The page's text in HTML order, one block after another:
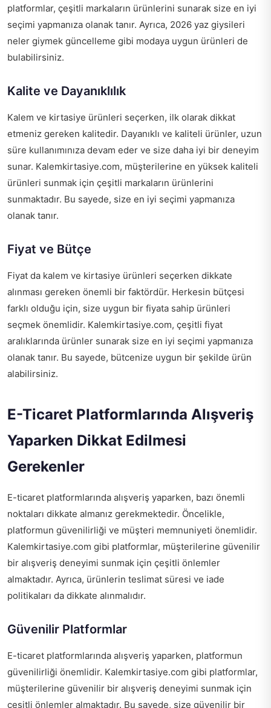
platformlar, çeşitli markaların ürünlerini sunarak size en iyi
seçimi yapmanıza olanak tanır. Ayrıca, 2026 yaz giysileri
neler giymek güncelleme gibi modaya uygun ürünleri de
bulabilirsiniz.
Kalite ve Dayanıklılık
Kalem ve kirtasiye ürünleri seçerken, ilk olarak dikkat
etmeniz gereken kalitedir. Dayanıklı ve kaliteli ürünler, uzun
süre kullanımınıza devam eder ve size daha iyi bir deneyim
sunar. Kalemkirtasiye.com, müşterilerine en yüksek kaliteli
ürünleri sunmak için çeşitli markaların ürünlerini
sunmaktadır. Bu sayede, size en iyi seçimi yapmanıza
olanak tanır.
Fiyat ve Bütçe
Fiyat da kalem ve kirtasiye ürünleri seçerken dikkate
alınması gereken önemli bir faktördür. Herkesin bütçesi
farklı olduğu için, size uygun bir fiyata sahip ürünleri
seçmek önemlidir. Kalemkirtasiye.com, çeşitli fiyat
aralıklarında ürünler sunarak size en iyi seçimi yapmanıza
olanak tanır. Bu sayede, bütcenize uygun bir şekilde ürün
alabilirsiniz.
E-Ticaret Platformlarında Alışveriş
Yaparken Dikkat Edilmesi
Gerekenler
E-ticaret platformlarında alışveriş yaparken, bazı önemli
noktaları dikkate almanız gerekmektedir. Öncelikle,
platformun güvenilirliği ve müşteri memnuniyeti önemlidir.
Kalemkirtasiye.com gibi platformlar, müşterilerine güvenilir
bir alışveriş deneyimi sunmak için çeşitli önlemler
almaktadır. Ayrıca, ürünlerin teslimat süresi ve iade
politikaları da dikkate alınmalıdır.
Güvenilir Platformlar
E-ticaret platformlarında alışveriş yaparken, platformun
güvenilirliği önemlidir. Kalemkirtasiye.com gibi platformlar,
müşterilerine güvenilir bir alışveriş deneyimi sunmak için
çeşitli önlemler almaktadır. Bu sayede, size güvenilir bir